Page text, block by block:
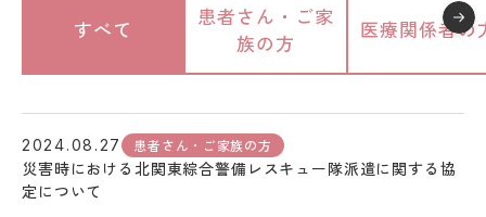
すべて
患者さん・ご家
族の方
医療関係者の
2024.08.27 患者さん・ご家族の方
災害時における北関東綜合警備レスキュー隊派遣に関する協
定について